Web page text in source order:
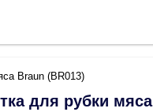
Braun (BR013)
для рубки мяса